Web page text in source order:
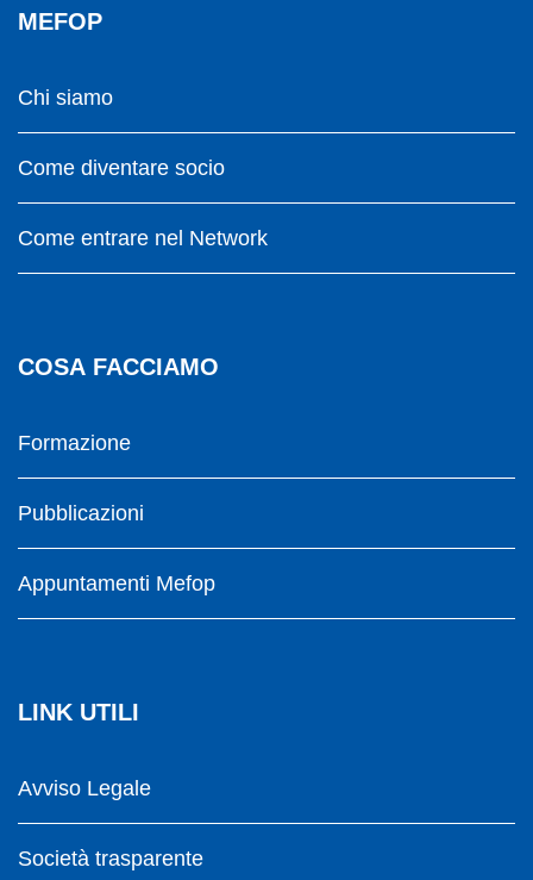
MEFOP
Chi siamo
Come diventare socio
Come entrare nel Network
COSA FACCIAMO
Formazione
Pubblicazioni
Appuntamenti Mefop
LINK UTILI
Avviso Legale
Società trasparente